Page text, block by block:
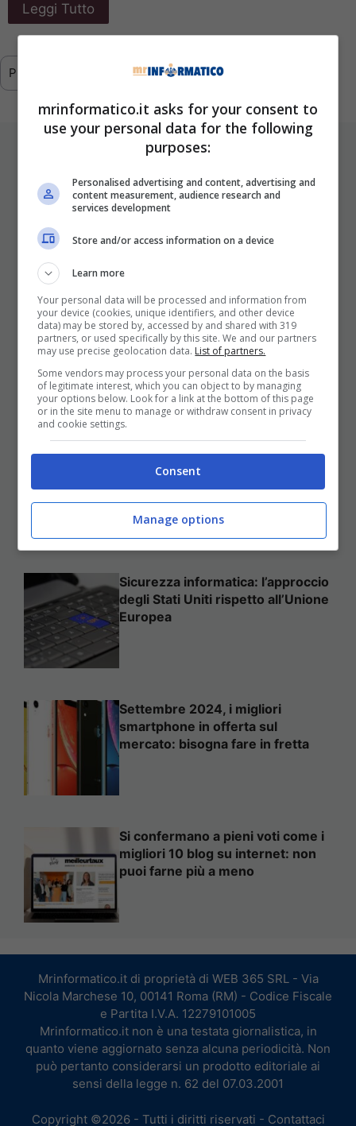
Leggi Tutto
Previous 291 292
I Pro E I Contro Di Una Nuova Moda
Che Punta A Cambiare Il Tabacco
Per Sempre
25 Novembre 2025
Come mettere in sicurezza il
proprio sito web
Sicurezza informatica: l’approccio
degli Stati Uniti rispetto all’Unione
Europea
Settembre 2024, i migliori
smartphone in offerta sul
mercato: bisogna fare in fretta
Si confermano a pieni voti come i
migliori 10 blog su internet: non
puoi farne più a meno
Mrinformatico.it di proprietà di WEB 365 SRL - Via
Nicola Marchese 10, 00141 Roma (RM) - Codice Fiscale
e Partita I.V.A. 12279101005
Mrinformatico.it non è una testata giornalistica, in
quanto viene aggiornato senza alcuna periodicità. Non
può pertanto considerarsi un prodotto editoriale ai
sensi della legge n. 62 del 07.03.2001
Copyright ©2026 - Tutti i diritti riservati - Contattaci
mrinformatico.it asks for your consent to
use your personal data for the following
purposes:
Personalised advertising and content, advertising and
content measurement, audience research and
services development
Store and/or access information on a device
Learn more
Your personal data will be processed and information from
your device (cookies, unique identifiers, and other device
data) may be stored by, accessed by and shared with 319
partners, or used specifically by this site. We and our partners
may use precise geolocation data. List of partners.
Some vendors may process your personal data on the basis
of legitimate interest, which you can object to by managing
your options below. Look for a link at the bottom of this page
or in the site menu to manage or withdraw consent in privacy
and cookie settings.
Consent
Manage options